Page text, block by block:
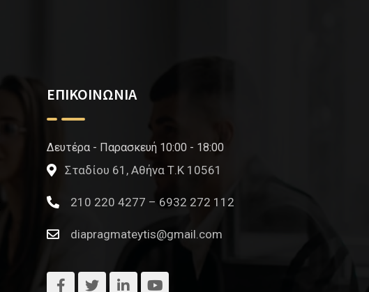
ΕΠΙΚΟΙΝΩΝΙΑ
Δευτέρα - Παρασκευή 10:00 - 18:00
Σταδίου 61, Αθήνα Τ.Κ 10561
210 220 4277 – 6932 272 112
diapragmateytis@gmail.com